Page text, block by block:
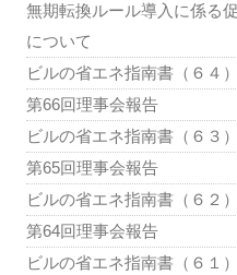
無期転換ルール導入に係る
について
ビルの省エネ指南書（６４）
第66回理事会報告
ビルの省エネ指南書（６３）
第65回理事会報告
ビルの省エネ指南書（６２）
第64回理事会報告
ビルの省エネ指南書（６１）